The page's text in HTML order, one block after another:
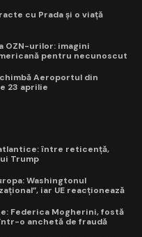
cu Prada și o viață
OZN-urilor: imagini
pentru necunoscut
Aeroportul din
23 aprilie
între reticență,
Trump
Washingtonul
iar UE reacționează
Federica Mogherini, fostă
o anchetă de fraudă